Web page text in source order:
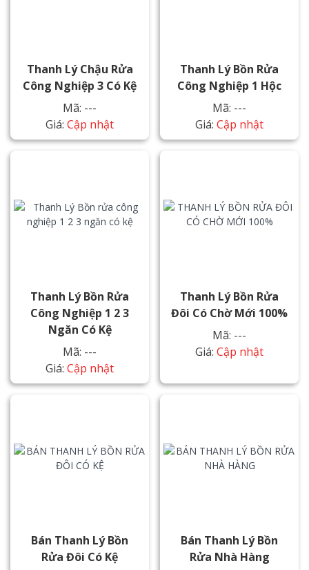
Thanh Lý Chậu Rửa
Công Nghiệp 3 Có Kệ
Mã: ---
Giá: Cập nhật
Thanh Lý Bồn Rửa
Công Nghiệp 1 Hộc
Mã: ---
Giá: Cập nhật
Thanh Lý Bồn Rửa
Công Nghiệp 1 2 3
Ngăn Có Kệ
Mã: ---
Giá: Cập nhật
Thanh Lý Bồn Rửa
Đôi Có Chờ Mới 100%
Mã: ---
Giá: Cập nhật
Bán Thanh Lý Bồn
Rửa Đôi Có Kệ
Bán Thanh Lý Bồn
Rửa Nhà Hàng